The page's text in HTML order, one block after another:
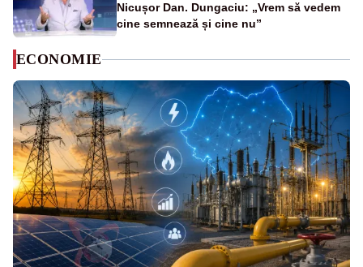
Nicușor Dan. Dungaciu: „Vrem să vedem
cine semnează și cine nu”
ECONOMIE